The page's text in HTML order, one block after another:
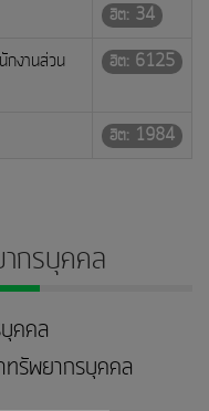
ฮิต: 34
กงานส่วน
ฮิต: 6125
ฮิต: 1984
กรบุคคล
คคล
รัพยากรบุคคล